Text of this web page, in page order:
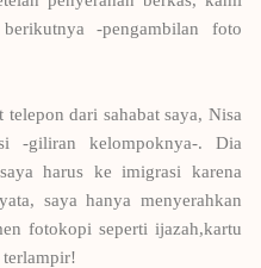
-pengambilan foto
dari sahabat saya, Nisa
-giliran kelompoknya-. Dia
harus ke imigrasi karena
saya hanya menyerahkan
fotokopi seperti ijazah,kartu
terlampir!